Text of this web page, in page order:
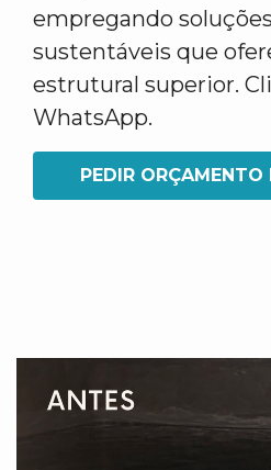
empregando
sustentáveis que
estrutural superior.
WhatsApp.
PEDIR